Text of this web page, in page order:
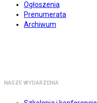
Ogłoszenia
Prenumerata
Archiwum
NASZE WYDARZENIA